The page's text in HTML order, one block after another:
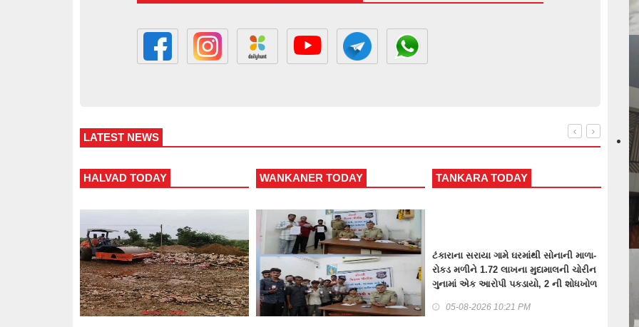
LATEST NEWS
HALVAD TODAY WANKANER TODAY TANKARA TODAY
ટંકારાના સરાયા ગામે ઘરમાંથી સોનાની માળા-
રોકડ મળીને 1.72 લાખના મુદામાલની ચોરીન
ગુનામાં એક આરોપી પકડાયો, 2 ની શોધખોળ
05-08-2026 10:21 PM